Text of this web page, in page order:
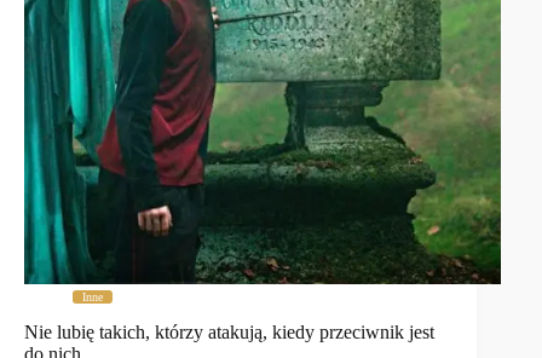
Inne
Nie lubię takich, którzy atakują, kiedy przeciwnik jest
do nich …